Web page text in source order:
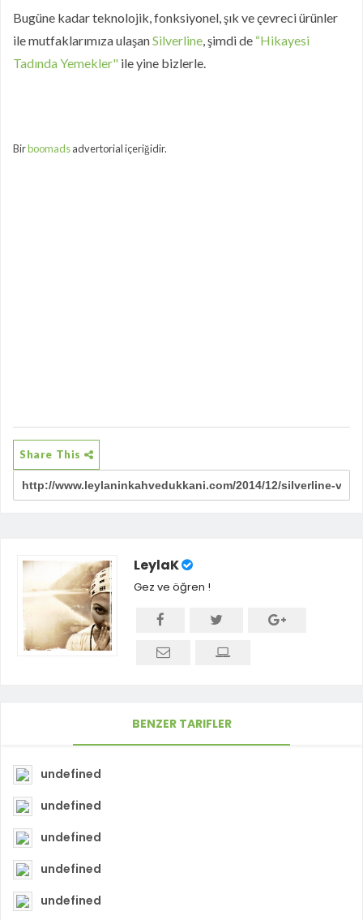
Ev Yapımı Şekersiz Fındık Ezmesi
Puf Puf Muzlu Pankek
Bugüne kadar teknolojik, fonksiyonel, şık ve çevreci ürünler
ile mutfaklarımıza ulaşanSilverline, şimdi de “Hikayesi
Tadında Yemekler" ile yine bizlerle.
Birboomadsadvertorial içeriğidir.
Share This
LeylaK
Gez ve öğren !
BENZER TARIFLER
undefined
undefined
undefined
undefined
undefined